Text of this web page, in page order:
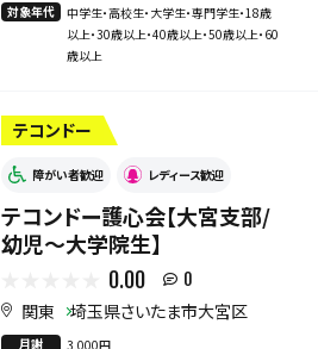
対象年代
中学生・高校生・大学生・専門学生・18歳
以上・30歳以上・40歳以上・50歳以上・60
歳以上
テコンドー
障がい者歓迎 レディース歓迎
テコンドー護心会【大宮支部/
幼児〜大学院生】
0.00 0
関東 埼玉県さいたま市大宮区
月謝
3,000円